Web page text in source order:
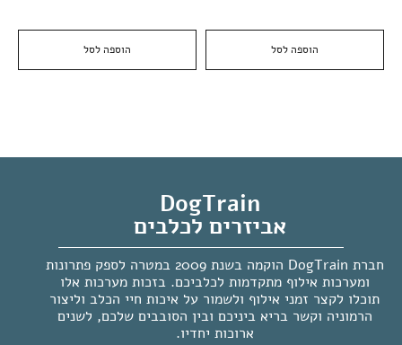
הוספה לסל הוספה לסל
DogTrain
אביזרים לכלבים
חברת DogTrain הוקמה בשנת 2009 במטרה לספק פתרונות
ומערכות אילוף מתקדמות לכלביכם. בזכות מערכות אלו
תוכלו לקצר זמני אילוף ולשמור על איכות חיי הכלב וליצור
הרמוניה וקשר בריא ביניכם ובין הסובבים שלכם, לשנים
ארוכות יחדיו.